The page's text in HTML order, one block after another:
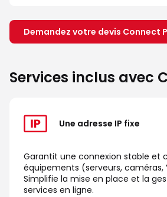
Demandez votre devis Connect
Services inclus avec
Une adresse IP fixe
Garantit une connexion stable et
équipements (serveurs, caméras,
Simplifie la mise en place et la
services en ligne.